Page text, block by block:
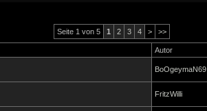
Seite 1 von 5
1 2 3 4 > >>
Autor
BoOgeymaN69
FritzWilli